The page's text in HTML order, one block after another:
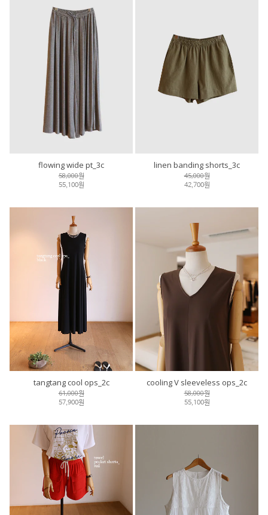
flowing wide pt_3c
58,000원
55,100원
linen banding shorts_3c
45,000원
42,700원
tangtang cool ops_2c
61,000원
57,900원
cooling V sleeveless ops_2c
58,000원
55,100원